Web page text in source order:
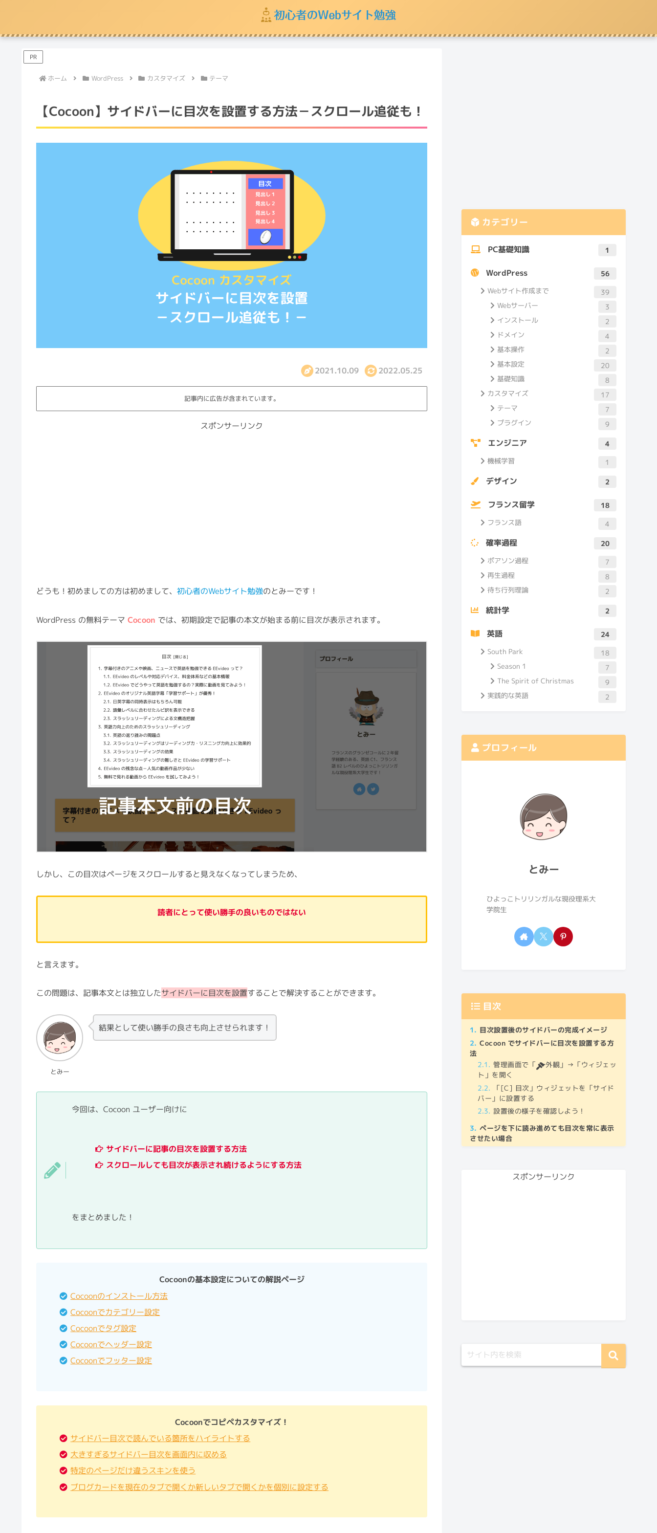
PR
ホーム WordPress カスタマイズ テーマ
【Cocoon】サイドバーに目次を設置する方法－スクロール追従も！
2021.10.09 2022.05.25
記事内に広告が含まれています。
スポンサーリンク
どうも！初めましての方は初めまして、 初心者のWebサイト勉強のとみーです！
WordPress の無料テーマ Cocoon では、初期設定で記事の本文が始まる前に目次が表示されます。
しかし、この目次はページをスクロールすると見えなくなってしまうため、
読者にとって使い勝手の良いものではない
と言えます。
この問題は、記事本文とは独立したサイドバーに目次を設置することで解決することができます。
とみー
結果として使い勝手の良さも向上させられます！
今回は、Cocoon ユーザー向けに
サイドバーに記事の目次を設置する方法
スクロールしても目次が表示され続けるようにする方法
をまとめました！
Cocoonの基本設定についての解説ページ
Cocoonのインストール方法
Cocoonでカテゴリー設定
Cocoonでタグ設定
Cocoonでヘッダー設定
Cocoonでフッター設定
Cocoonでコピペカスタマイズ！
サイドバー目次で読んでいる箇所をハイライトする
大きすぎるサイドバー目次を画面内に収める
特定のページだけ違うスキンを使う
ブログカードを現在のタブで開くか新しいタブで開くかを個別に設定する
カテゴリー
PC基礎知識 1
WordPress 56
Webサイト作成まで 39
Webサーバー 3
インストール 2
ドメイン 4
基本操作 2
基本設定 20
基礎知識 8
カスタマイズ 17
テーマ 7
プラグイン 9
エンジニア 4
機械学習 1
デザイン 2
フランス留学 18
フランス語 4
確率過程 20
ポアソン過程 7
再生過程 8
待ち行列理論 2
統計学 2
英語 24
South Park 18
Season 1 7
The Spirit of Christmas 9
実践的な英語 2
プロフィール
とみー
ひよっこトリリンガルな現役理系大
学院生
目次
目次設置後のサイドバーの完成イメージ
Cocoon でサイドバーに目次を設置する方
法
管理画面で「
外観」→「ウィジェッ
ト」を開く
「[C] 目次」ウィジェットを「サイド
バー」に設置する
設置後の様子を確認しよう！
ページを下に読み進めても目次を常に表示
させたい場合
スポンサーリンク